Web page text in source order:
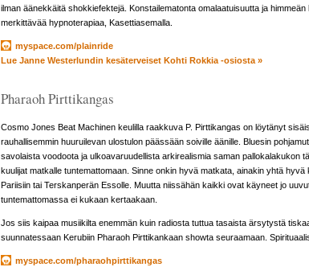
ilman äänekkäitä shokkiefektejä. Konstailematonta omalaatuisuutta ja
merkittävää hypnoterapiaa, Kasettiasemalla.
myspace.com/plainride
Lue Janne Westerlundin kesäterveiset Kohti Rokkia -osiosta »
Pharaoh Pirttikangas
Cosmo Jones Beat Machinen keulilla raakkuva P. Pirttikangas on löytänyt
rauhallisemmin huuruilevan ulostulon päässään soiville äänille. Bluesin
savolaista voodoota ja ulkoavaruudellista arkirealismia saman pallokalakukon
kuulijat matkalle tuntemattomaan. Sinne onkin hyvä matkata, ainakin yhtä hyvä
Pariisiin tai Terskanperän Essolle. Muutta niissähän kaikki ovat käyneet jo
tuntemattomassa ei kukaan kertaakaan.
Jos siis kaipaa musiikilta enemmän kuin radiosta tuttua tasaista ärsytystä
suunnatessaan Kerubiin Pharaoh Pirttikankaan showta seuraamaan.
myspace.com/pharaohpirttikangas